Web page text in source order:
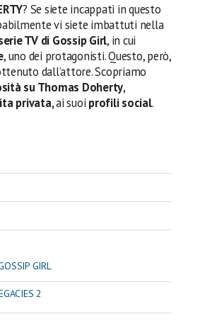
? Se siete incappati in questo
vi siete imbattuti nella
TV di Gossip Girl, in cui
, uno dei protagonisti. Questo, però,
dall’attore. Scopriamo
su Thomas Doherty,
privata,ai suoi profili social.
GIRL
2